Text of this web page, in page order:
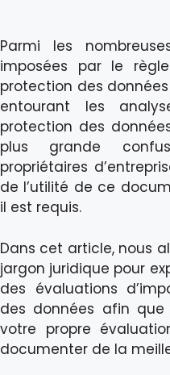
Parmi les
imposées par le
protection des données
entourant les
protection des
plus grande
propriétaires
de l’utilité de ce
il est requis.
Dans cet article, nous
jargon juridique pour
des évaluations
des données afin que
votre propre
documenter de la